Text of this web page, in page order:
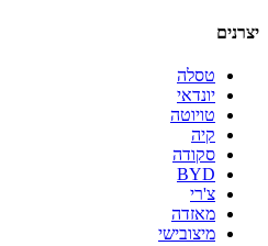
יצרנים
טסלה
יונדאי
טויוטה
קיה
סקודה
BYD
צ'רי
מאזדה
מיצובישי